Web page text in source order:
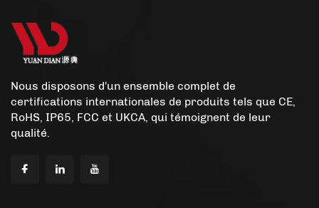
Nous disposons d'un ensemble complet de
certifications internationales de produits tels que CE,
RoHS, IP65, FCC et UKCA, qui témoignent de leur
qualité.